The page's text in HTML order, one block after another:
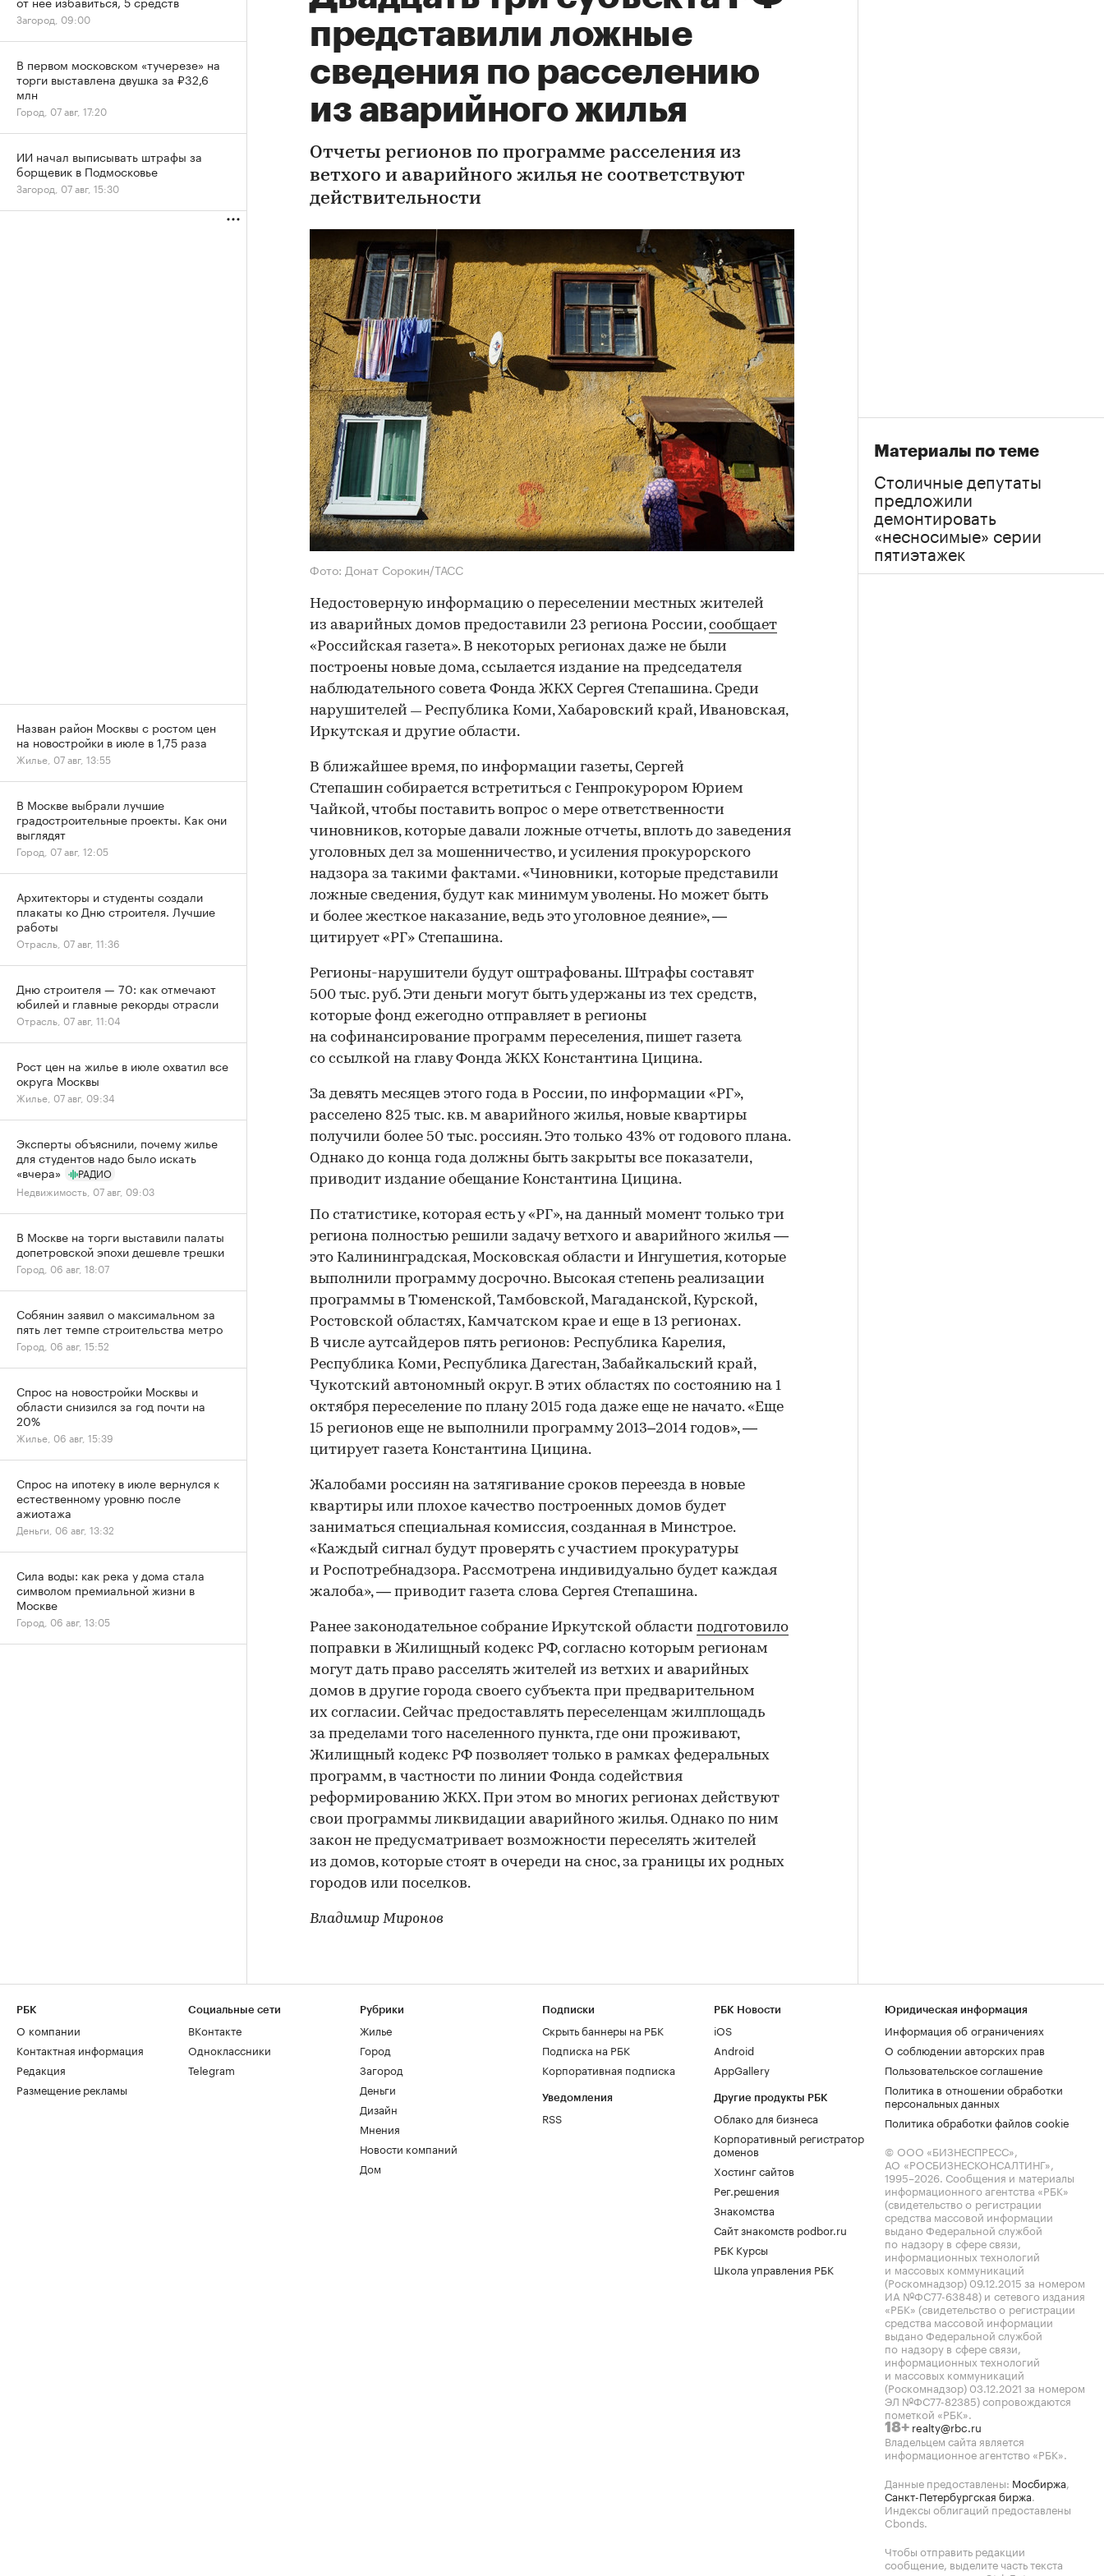
представили ложные
сведения по расселению
из аварийного жилья
Отчеты регионов по программе расселения из
ветхого и аварийного жилья не соответствуют
действительности
Фото: Донат Сорокин/ТАСС
Недостоверную информацию о переселении местных жителей
из аварийных домов предоставили 23 региона России,сообщает
«Российская газета». В некоторых регионах даже не были
построены новые дома, ссылается издание на председателя
наблюдательного совета Фонда ЖКХ Сергея Степашина. Среди
нарушителей — Республика Коми, Хабаровский край, Ивановская,
Иркутская и другие области.
В ближайшее время, по информации газеты, Сергей
Степашин собирается встретиться с Генпрокурором Юрием
Чайкой, чтобы поставить вопрос о мере ответственности
чиновников, которые давали ложные отчеты, вплоть до заведения
уголовных дел за мошенничество, и усиления прокурорского
надзора за такими фактами. «Чиновники, которые представили
ложные сведения, будут как минимум уволены. Но может быть
и более жесткое наказание, ведь это уголовное деяние», —
цитирует «РГ» Степашина.
Регионы-нарушители будут оштрафованы. Штрафы составят
500 тыс. руб. Эти деньги могут быть удержаны из тех средств,
которые фонд ежегодно отправляет в регионы
на софинансирование программ переселения, пишет газета
со ссылкой на главу Фонда ЖКХ Константина Цицина.
За девять месяцев этого года в России, по информации «РГ»,
расселено 825 тыс. кв. м аварийного жилья, новые квартиры
получили более 50 тыс. россиян. Это только 43% от годового плана.
Однако до конца года должны быть закрыты все показатели,
приводит издание обещание Константина Цицина.
По статистике, которая есть у «РГ», на данный момент только три
региона полностью решили задачу ветхого и аварийного жилья —
это Калининградская, Московская области и Ингушетия, которые
выполнили программу досрочно. Высокая степень реализации
программы в Тюменской, Тамбовской, Магаданской, Курской,
Ростовской областях, Камчатском крае и еще в 13 регионах.
В числе аутсайдеров пять регионов: Республика Карелия,
Республика Коми, Республика Дагестан, Забайкальский край,
Чукотский автономный округ. В этих областях по состоянию на 1
октября переселение по плану 2015 года даже еще не начато. «Еще
15 регионов еще не выполнили программу 2013–2014 годов», —
цитирует газета Константина Цицина.
Жалобами россиян на затягивание сроков переезда в новые
квартиры или плохое качество построенных домов будет
заниматься специальная комиссия, созданная в Минстрое.
«Каждый сигнал будут проверять с участием прокуратуры
и Роспотребнадзора. Рассмотрена индивидуально будет каждая
жалоба», — приводит газета слова Сергея Степашина.
Ранее законодательное собрание Иркутской области подготовило
поправки в Жилищный кодекс РФ, согласно которым регионам
могут дать право расселять жителей из ветхих и аварийных
домов в другие города своего субъекта при предварительном
их согласии. Сейчас предоставлять переселенцам жилплощадь
за пределами того населенного пункта, где они проживают,
Жилищный кодекс РФ позволяет только в рамках федеральных
программ, в частности по линии Фонда содействия
реформированию ЖКХ. При этом во многих регионах действуют
свои программы ликвидации аварийного жилья. Однако по ним
закон не предусматривает возможности переселять жителей
из домов, которые стоят в очереди на снос, за границы их родных
городов или поселков.
Владимир Миронов
Материалы по теме
Столичные депутаты
предложили
демонтировать
«несносимые» серии
пятиэтажек
Загород, 09:00
В первом московском «тучерезе» на
торги выставлена двушка за ₽32,6
млн
Город, 07 авг, 17:20
ИИ начал выписывать штрафы за
борщевик в Подмосковье
Загород, 07 авг, 15:30
Назван район Москвы с ростом цен
на новостройки в июле в 1,75 раза
Жилье, 07 авг, 13:55
В Москве выбрали лучшие
градостроительные проекты. Как они
выглядят
Город, 07 авг, 12:05
Архитекторы и студенты создали
плакаты ко Дню строителя. Лучшие
работы
Отрасль, 07 авг, 11:36
Дню строителя — 70: как отмечают
юбилей и главные рекорды отрасли
Отрасль, 07 авг, 11:04
Рост цен на жилье в июле охватил все
округа Москвы
Жилье, 07 авг, 09:34
Эксперты объяснили, почему жилье
для студентов надо было искать
«вчера»
РАДИО
Недвижимость, 07 авг, 09:03
В Москве на торги выставили палаты
допетровской эпохи дешевле трешки
Город, 06 авг, 18:07
Собянин заявил о максимальном за
пять лет темпе строительства метро
Город, 06 авг, 15:52
Спрос на новостройки Москвы и
области снизился за год почти на
20%
Жилье, 06 авг, 15:39
Спрос на ипотеку в июле вернулся к
естественному уровню после
ажиотажа
Деньги, 06 авг, 13:32
Сила воды: как река у дома стала
символом премиальной жизни в
Москве
Город, 06 авг, 13:05
РБК
О компании
Контактная информация
Редакция
Размещение рекламы
Социальные сети
ВКонтакте
Одноклассники
Telegram
Рубрики
Жилье
Город
Загород
Деньги
Дизайн
Мнения
Новости компаний
Дом
Подписки
Скрыть баннеры на РБК
Подписка на РБК
Корпоративная подписка
Уведомления
RSS
РБК Новости
iOS
Android
AppGallery
Другие продукты РБК
Облако для бизнеса
Корпоративный регистратор
доменов
Хостинг сайтов
Рег.решения
Знакомства
Сайт знакомств podbor.ru
РБК Курсы
Школа управления РБК
Юридическая информация
Информация об ограничениях
О соблюдении авторских прав
Пользовательское соглашение
Политика в отношении обработки
персональных данных
Политика обработки файлов cookie
© ООО «БИЗНЕСПРЕСС»,
АО «РОСБИЗНЕСКОНСАЛТИНГ»,
1995–2026. Сообщения и материалы
информационного агентства «РБК»
(свидетельство о регистрации
средства массовой информации
выдано Федеральной службой
по надзору в сфере связи,
информационных технологий
и массовых коммуникаций
(Роскомнадзор) 09.12.2015 за номером
ИА №ФС77-63848) и сетевого издания
«РБК» (свидетельство о регистрации
средства массовой информации
выдано Федеральной службой
по надзору в сфере связи,
информационных технологий
и массовых коммуникаций
(Роскомнадзор) 03.12.2021 за номером
ЭЛ №ФС77-82385) сопровождаются
пометкой «РБК».
18+ realty@rbc.ru
Владельцем сайта является
информационное агентство «РБК».
Данные предоставлены: Мосбиржа,
Санкт-Петербургская биржа.
Индексы облигаций предоставлены
Cbonds.
Чтобы отправить редакции
сообщение, выделите часть текста